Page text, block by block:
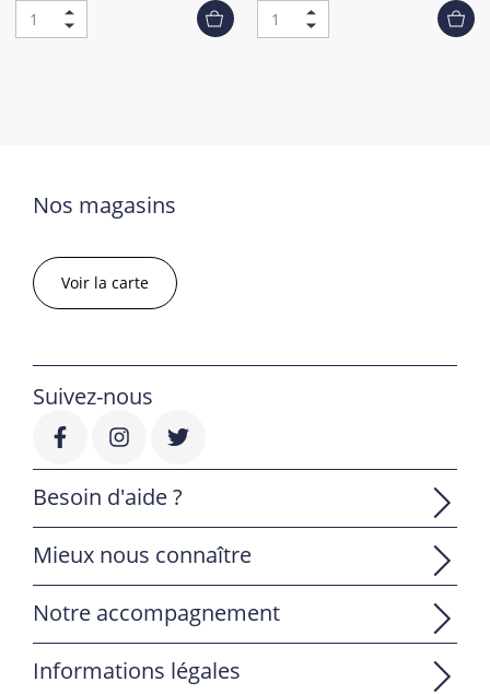
Nos magasins
Voir la carte
Suivez-nous
Besoin d'aide ?
Mieux nous connaître
Notre accompagnement
Informations légales